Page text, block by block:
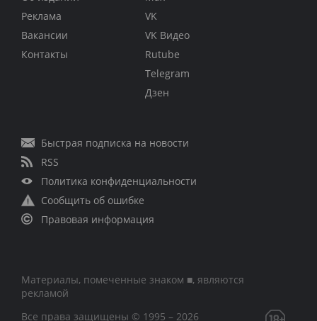
Реклама
Вакансии
Контакты
VK
VK Видео
Rutube
Telegram
Дзен
Быстрая подписка на новости
RSS
Политика конфиденциальности
Сообщить об ошибке
Правовая информация
Материалы, помеченные знаком ■, являются
рекламой
Все права защищены © 1995 – 2026